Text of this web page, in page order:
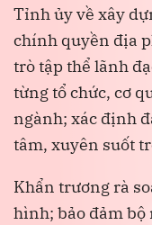
Tỉnh ủy về xây
chính quyền địa
trò tập thể lãnh
từng tổ chức, cơ
ngành; xác định
tâm, xuyên suốt
Khẩn trương rà
hình; bảo đảm bộ